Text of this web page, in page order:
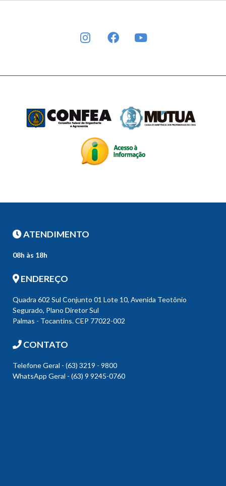
INSTAGRAMFACEBOOK
ATENDIMENTO
08h às 18h
ENDEREÇO
Quadra 602 Sul Conjunto 01 Lote 10, Avenida Teotônio
Segurado, Plano Diretor Sul
Palmas - Tocantins. CEP 77022-002
CONTATO
Telefone Geral - (63) 3219 - 9800
WhatsApp Geral - (63) 9 9245-0760